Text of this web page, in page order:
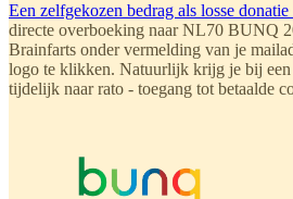
Een zelfgekozen bedrag als losse
directe overboeking naar NL70 BUNQ
Brainfarts onder vermelding van je
logo te klikken. Natuurlijk krijg je bij een
tijdelijk naar rato - toegang tot betaalde